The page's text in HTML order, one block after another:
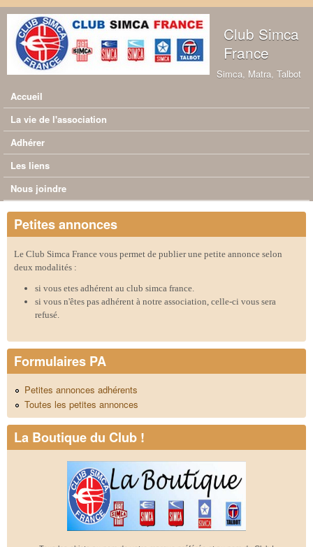
Aller au contenu principal
Club Simca
France
Simca, Matra, Talbot
Menu principal
Accueil
La vie de l'association
Adhérer
Les liens
Nous joindre
Petites annonces
Le Club Simca France vous permet de publier une petite annonce selon
deux modalités :
si vous etes adhérent au club simca france.
si vous n'êtes pas adhérent à notre association, celle-ci vous sera
refusé.
Formulaires PA
Petites annonces adhérents
Toutes les petites annonces
La Boutique du Club !